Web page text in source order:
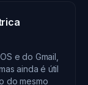
e do Gmail,
ainda é útil
do mesmo